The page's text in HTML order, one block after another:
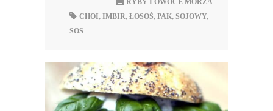
RYBY I OWOCE MORZA
CHOI, IMBIR, ŁOSOŚ, PAK, SOJOWY,
SOS